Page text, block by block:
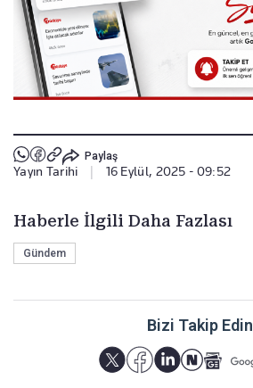
Paylaş
Yayın Tarihi 16 Eylül, 2025 - 09:52
Haberle İlgili Daha Fazlası
Gündem
Bizi Takip Edin